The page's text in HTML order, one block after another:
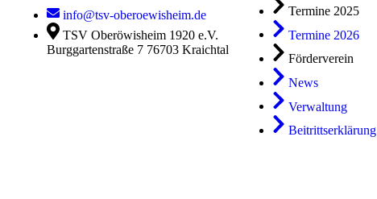
info@tsv-oberoewisheim.de
TSV Oberöwisheim 1920 e.V.
Burggartenstraße 7 76703 Kraichtal
Termine 2025
Termine 2026
Förderverein
News
Verwaltung
Beitrittserklärung